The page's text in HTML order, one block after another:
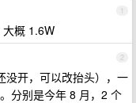
1
概 1.6W
2
没开，可以改抬头），一
分别是今年 8 月，2 个